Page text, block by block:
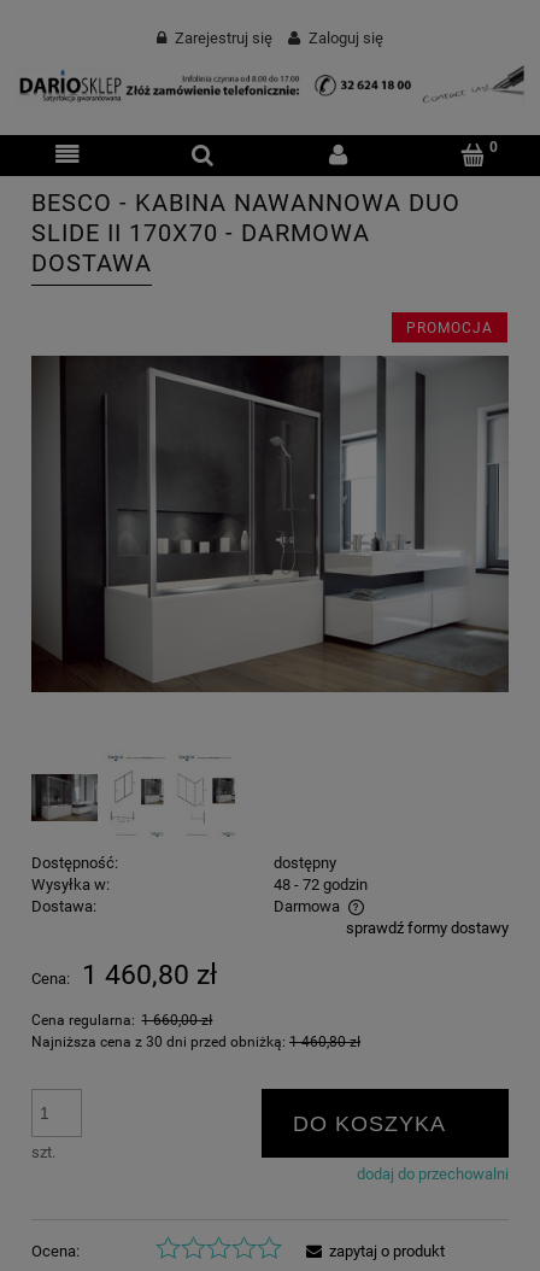
Zarejestruj się Zaloguj się
BESCO - KABINA NAWANNOWA DUO
SLIDE II 170X70 - DARMOWA
DOSTAWA
PROMOCJA
Dostępność:
dostępny
Wysyłka w:
48 - 72 godzin
Dostawa:
Darmowa
Cena nie zawiera ewentualnych kosztów płatnościsprawdź formy dostawy
Cena: 1 460,80 zł
Cena regularna: 1 660,00 zł
Najniższa cena z 30 dni przed obniżką: 1 460,80 zł
szt.
DO KOSZYKA
dodaj do przechowalni
Ocena:
zapytaj o produkt